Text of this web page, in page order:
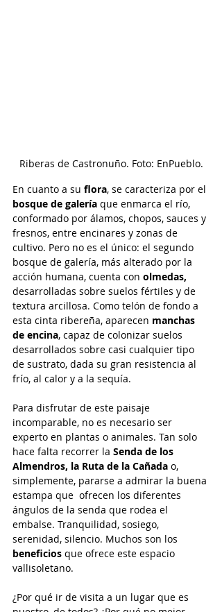
Riberas de Castronuño. Foto: EnPueblo.
En cuanto a su flora, se caracteriza por el
bosque de galería que enmarca el río,
conformado por álamos, chopos, sauces y
fresnos, entre encinares y zonas de
cultivo. Pero no es el único: el segundo
bosque de galería, más alterado por la
acción humana, cuenta con olmedas,
desarrolladas sobre suelos fértiles y de
textura arcillosa. Como telón de fondo a
esta cinta ribereña, aparecen manchas
de encina, capaz de colonizar suelos
desarrollados sobre casi cualquier tipo
de sustrato, dada su gran resistencia al
frío, al calor y a la sequía.
Para disfrutar de este paisaje
incomparable, no es necesario ser
experto en plantas o animales. Tan solo
hace falta recorrer la Senda de los
Almendros, la Ruta de la Cañada o,
simplemente, pararse a admirar la buena
estampa que  ofrecen los diferentes
ángulos de la senda que rodea el
embalse. Tranquilidad, sosiego,
serenidad, silencio. Muchos son los
beneficios que ofrece este espacio
vallisoletano.
¿Por qué ir de visita a un lugar que es